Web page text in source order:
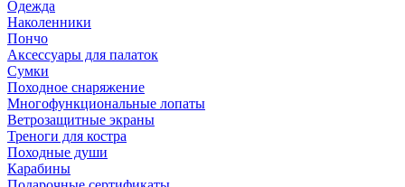
Одежда
Наколенники
Пончо
Аксессуары для палаток
Сумки
Походное снаряжение
Многофункциональные лопаты
Ветрозащитные экраны
Треноги для костра
Походные души
Карабины